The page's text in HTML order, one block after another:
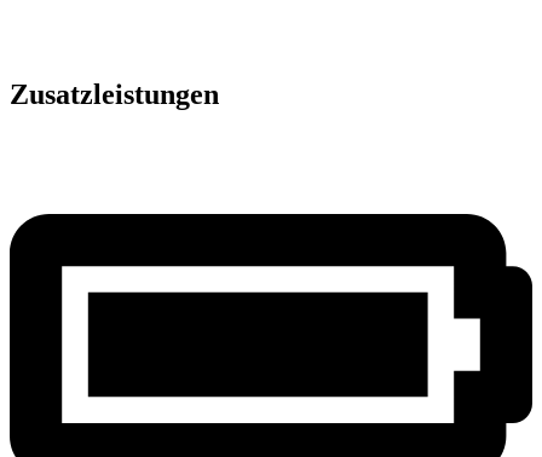
Zusatzleistungen